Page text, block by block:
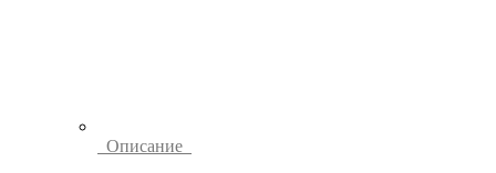
Описание